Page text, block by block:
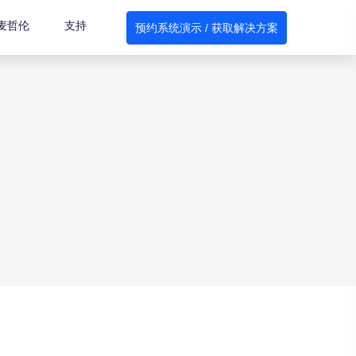
哲伦 支持 预约系统演示 / 获取解决方案